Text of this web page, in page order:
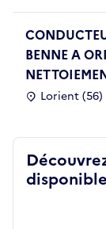
BENNE A
Lorient (56)